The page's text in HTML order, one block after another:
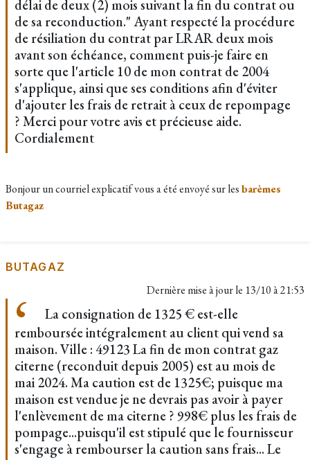
délai de deux (2) mois suivant la fin du contrat ou
de sa reconduction." Ayant respecté la procédure
de résiliation du contrat par LRAR deux mois
avant son échéance, comment puis-je faire en
sorte que l'article 10 de mon contrat de 2004
s'applique, ainsi que ses conditions afin d'éviter
d'ajouter les frais de retrait à ceux de repompage
? Merci pour votre avis et précieuse aide.
Cordialement
Bonjour un courriel explicatif vous a été envoyé sur lesbarèmes
Butagaz
BUTAGAZ
Dernière mise à jour le 13/10 à 21:53
La consignation de 1325 € est-elle
remboursée intégralement au client qui vend sa
maison. Ville : 49123 La fin de mon contrat gaz
citerne (reconduit depuis 2005) est au mois de
mai 2024. Ma caution est de 1325€; puisque ma
maison est vendue je ne devrais pas avoir à payer
l'enlèvement de ma citerne ? 998€ plus les frais de
pompage...puisqu'il est stipulé que le fournisseur
s'engage à rembourser la caution sans frais... Le